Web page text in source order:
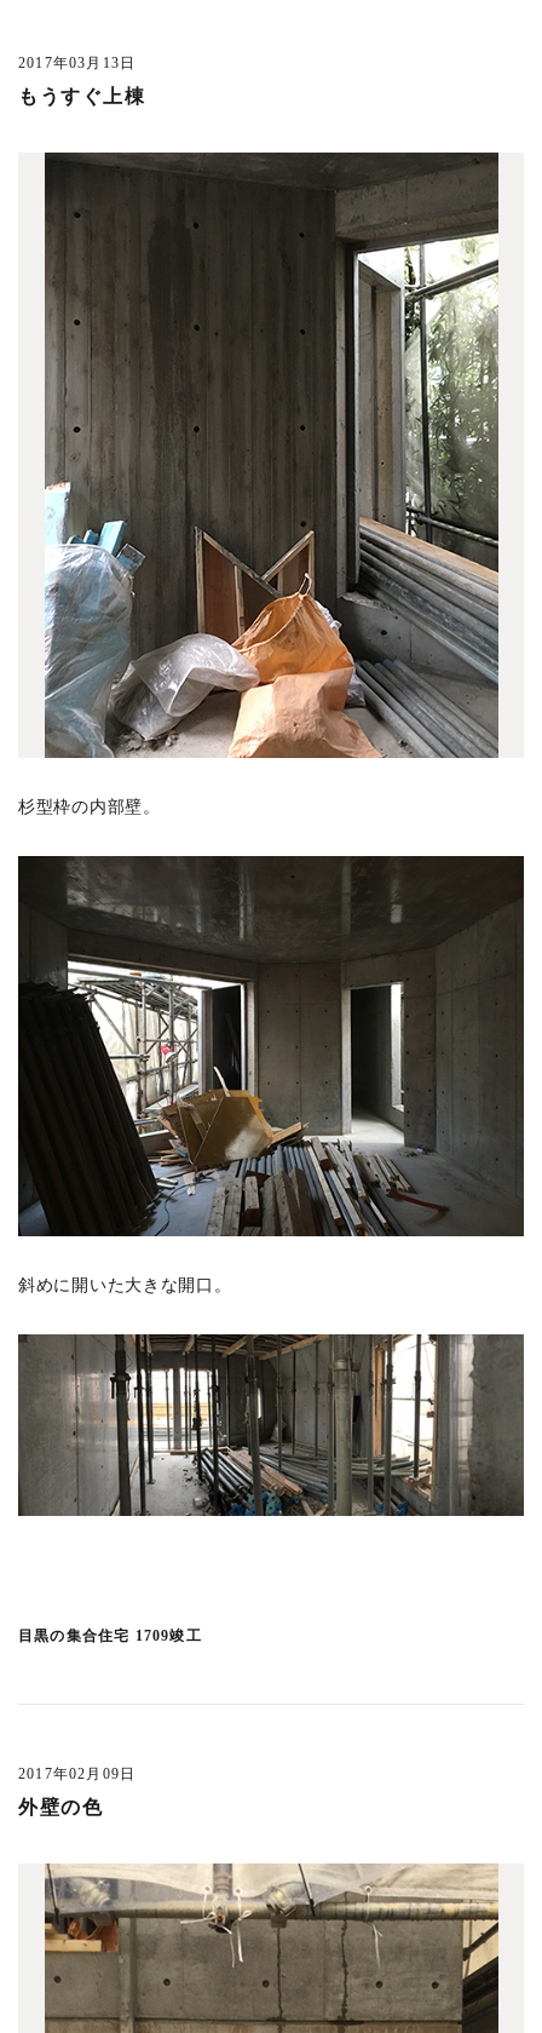
善福寺の家 1103竣工
上連雀の集合住宅 1101竣工 (4)
錦の家 1101竣工
美しが丘の家 1101竣工
代沢の家 1012竣工 (1)
松庵の家 1012竣工
野崎の家 1011竣工 (2)
南千束の家 1011竣工 (1)
境南町の家 1009竣工
井の頭の家 1005竣工
下目黒の家 1002竣工 (6)
向台の家 0912竣工 (1)
赤堤の家 0912竣工 (3)
名古屋 菊井の森 0911竣工 (5)
ソテリアハウス 0910竣工 (4)
板橋のガレージ 0910竣工 (3)
宮崎台の家 0908竣工
(37)
2025年の記事 (41)
2024年の記事 (24)
2023年の記事 (24)
2022年の記事 (25)
2021年の記事 (35)
2020年の記事 (44)
2019年の記事 (65)
2017年の記事 (55)
2015年の記事 (46)
2014年の記事 (35)
2013年の記事 (28)
(27)
2011年の記事 (52)
2017年03月13日
もうすぐ上棟
杉型枠の内部壁。
斜めに開いた大きな開口。
目黒の集合住宅 1709竣工
2017年02月09日
外壁の色